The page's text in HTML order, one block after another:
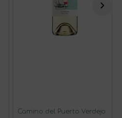
Camino del Puerto Verdejo